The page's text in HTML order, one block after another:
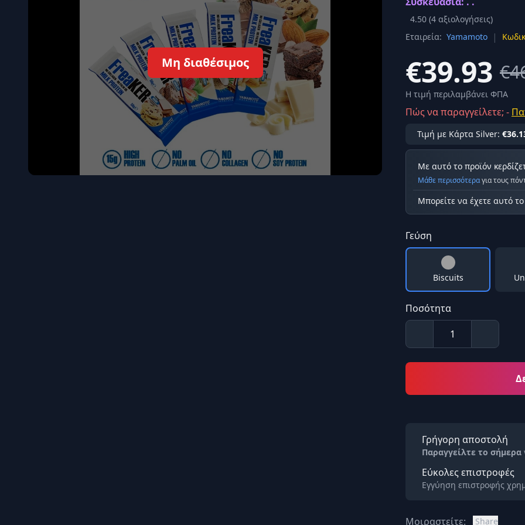
Όγκου
Διεγερτικά
Τεστοστερόνης
Προβολή όλων των αποτελεσμάτων
Μη διαθέσιμος
4.50 (4 αξιολογήσεις)
Εταιρεία: Yamamoto |
€39.93
Η τιμή περιλαμβάνει ΦΠΑ
Πώς να παραγγείλετε; -
Τιμή με Κάρτα Silver:
Με αυτό το προϊόν
Μάθε περισσότεραγια τους
Μπορείτε να έχετε αυτό
Γεύση
Biscuits
Ποσότητα
Γρήγορη αποστολή
Παραγγείλτε το σήμερα
Εύκολες επιστροφές
Εγγύηση επιστροφής
Μοιραστείτε: Share
Σύνδεση
Δεν έχετε λογαριασμό; Εγγραφείτε εδώ
Επιστροφή